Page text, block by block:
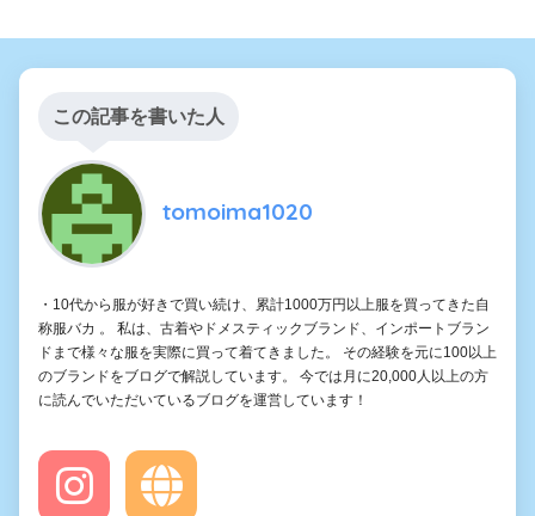
この記事を書いた人
tomoima1020
・10代から服が好きで買い続け、累計1000万円以上服を買ってきた自
称服バカ 。 私は、古着やドメスティックブランド、インポートブラン
ドまで様々な服を実際に買って着てきました。 その経験を元に100以上
のブランドをブログで解説しています。 今では月に20,000人以上の方
に読んでいただいているブログを運営しています！